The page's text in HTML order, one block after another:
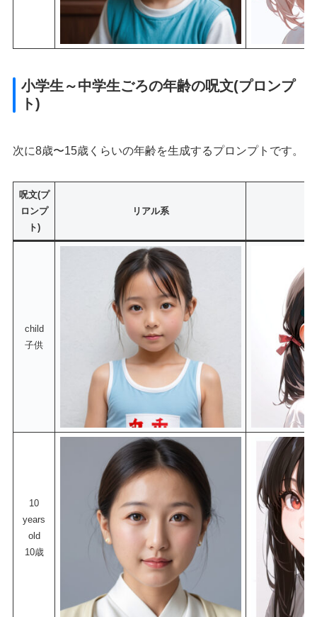
小学生～中学生ごろの年齢の呪文(プロンプ
ト)
次に8歳〜15歳くらいの年齢を生成するプロンプトです。
呪文(プ
ロンプ
ト)
リアル系
child
子供
10
years
old
10歳